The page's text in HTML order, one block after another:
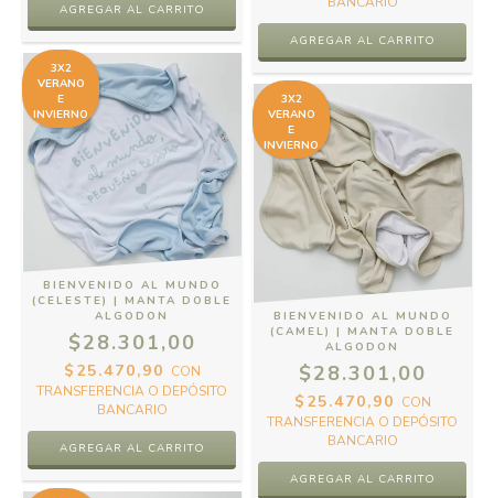
3X2
VERANO
E
INVIERNO
BIENVENIDO AL MUNDO
(CELESTE) | MANTA DOBLE
ALGODON
$28.301,00
$25.470,90 CON
TRANSFERENCIA O DEPÓSITO
BANCARIO
3X2
VERANO
E
INVIERNO
BIENVENIDO AL MUNDO
(CAMEL) | MANTA DOBLE
ALGODON
$28.301,00
$25.470,90 CON
TRANSFERENCIA O DEPÓSITO
BANCARIO